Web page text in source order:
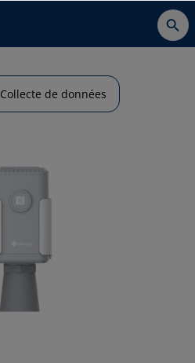
Collecte de données